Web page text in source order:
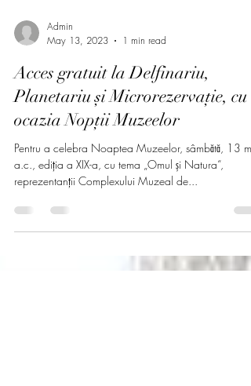
Admin
May 13, 2023
1 min read
Acces gratuit la Delfinariu,
Planetariu și Microrezervație, cu
ocazia Nopții Muzeelor
Pentru a celebra Noaptea Muzeelor, sâmbătă, 13
a.c., ediția a XIX-a, cu tema „Omul și Natura“,
reprezentanții Complexului Muzeal de...